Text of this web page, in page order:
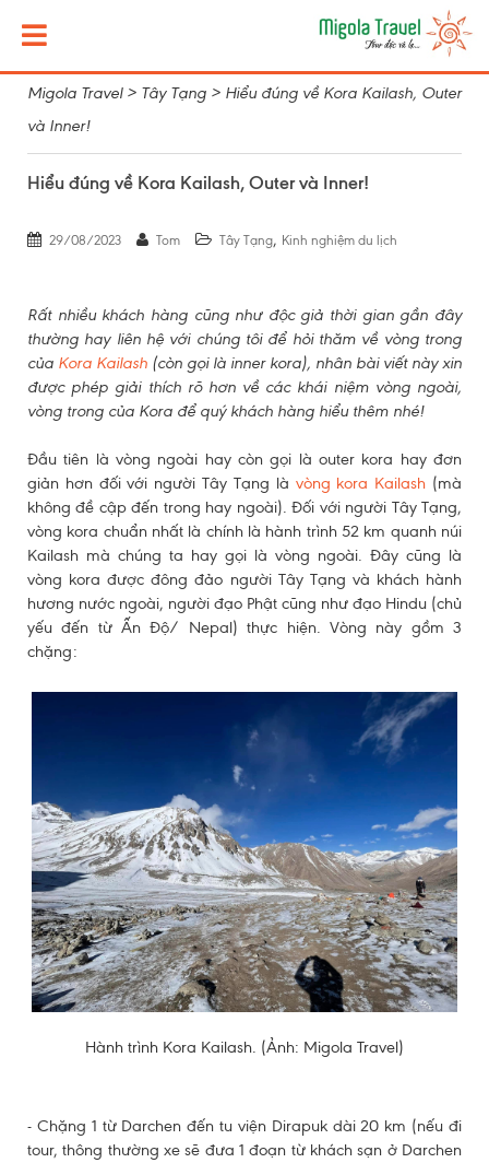
Migola Travel> Tây Tạng > Hiểu đúng về Kora Kailash, Outer
và Inner!
Hiểu đúng về Kora Kailash, Outer và Inner!
29/08/2023 Tom Tây Tạng, Kinh nghiệm du lịch
Rất nhiều khách hàng cũng như độc giả thời gian gần đây
thường hay liên hệ với chúng tôi để hỏi thăm về vòng trong
của Kora Kailash (còn gọi là inner kora), nhân bài viết này xin
được phép giải thích rõ hơn về các khái niệm vòng ngoài,
vòng trong của Kora để quý khách hàng hiểu thêm nhé!
Đầu tiên là vòng ngoài hay còn gọi là outer kora hay đơn
giản hơn đối với người Tây Tạng là vòng kora Kailash (mà
không đề cập đến trong hay ngoài). Đối với người Tây Tạng,
vòng kora chuẩn nhất là chính là hành trình 52 km quanh núi
Kailash mà chúng ta hay gọi là vòng ngoài. Đây cũng là
vòng kora được đông đảo người Tây Tạng và khách hành
hương nước ngoài, người đạo Phật cũng như đạo Hindu (chủ
yếu đến từ Ấn Độ/ Nepal) thực hiện. Vòng này gồm 3
chặng:
Hành trình Kora Kailash. (Ảnh: Migola Travel)
- Chặng 1 từ Darchen đến tu viện Dirapuk dài 20 km (nếu đi
tour, thông thường xe sẽ đưa 1 đoạn từ khách sạn ở Darchen